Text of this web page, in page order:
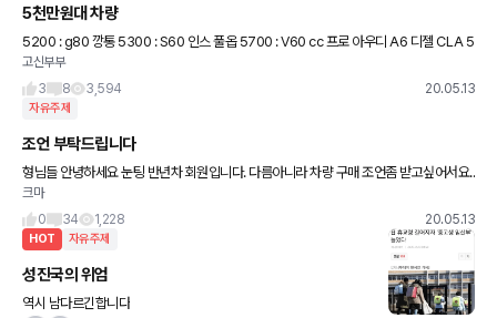
5천만원대 차량
5200 : g80 깡통 5300 : S60 인스 풀옵 5700 : V60 cc 프로 아우디 A6 디젤 CLA 5
고신부부
3
8 3,594 20.05.13
자유주제
조언 부탁드립니다
형님들 안녕하세요 눈팅 반년차 회원입니다. 다름아니라 차량 구매 조언좀 받고싶어서요..
첫차를 K3 5만km 중고로 구매해서 현재 4년째 10만km 쓰고있습니다. 나이는 29에 연
봉은 세전
크마
0
34 1,228 20.05.13
HOT 자유주제
성진국의 위엄
역시 남다르긴합니다